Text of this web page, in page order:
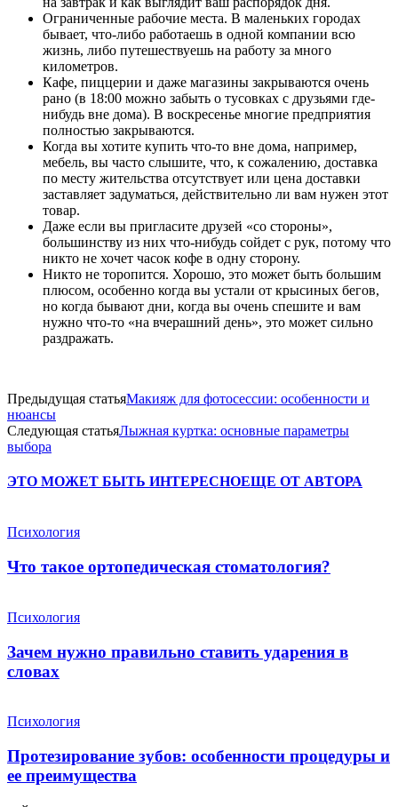
Ограниченные рабочие места. В маленьких городах
бывает, что-либо работаешь в одной компании всю
жизнь, либо путешествуешь на работу за много
километров.
Кафе, пиццерии и даже магазины закрываются очень
рано (в 18:00 можно забыть о тусовках с друзьями где-
нибудь вне дома). В воскресенье многие предприятия
полностью закрываются.
Когда вы хотите купить что-то вне дома, например,
мебель, вы часто слышите, что, к сожалению, доставка
по месту жительства отсутствует или цена доставки
заставляет задуматься, действительно ли вам нужен этот
товар.
Даже если вы пригласите друзей «со стороны»,
большинству из них что-нибудь сойдет с рук, потому что
никто не хочет часок кофе в одну сторону.
Никто не торопится. Хорошо, это может быть большим
плюсом, особенно когда вы устали от крысиных бегов,
но когда бывают дни, когда вы очень спешите и вам
нужно что-то «на вчерашний день», это может сильно
раздражать.
Предыдущая статьяМакияж для фотосессии: особенности и
нюансы
Следующая статьяЛыжная куртка: основные параметры
выбора
ЭТО МОЖЕТ БЫТЬ ИНТЕРЕСНОЕЩЕ ОТ АВТОРА
Психология
Что такое ортопедическая стоматология?
Психология
Зачем нужно правильно ставить ударения в
словах
Психология
Протезирование зубов: особенности процедуры и
ее преимущества